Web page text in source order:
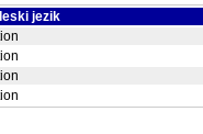
jezik